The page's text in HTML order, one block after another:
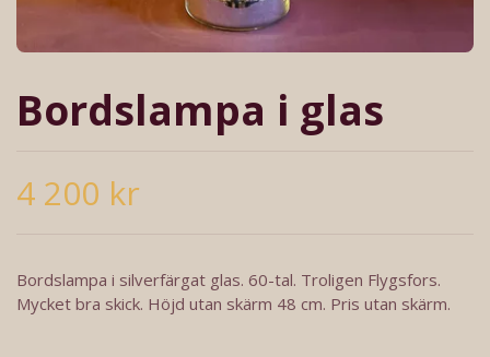
Bordslampa i glas
4 200 kr
Bordslampa i silverfärgat glas. 60-tal. Troligen Flygsfors.
Mycket bra skick. Höjd utan skärm 48 cm. Pris utan skärm.